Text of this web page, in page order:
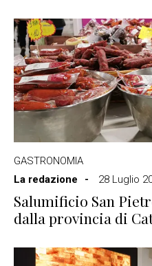
GASTRONOMIA
La redazione
28 Luglio
Salumificio San
dalla provincia di